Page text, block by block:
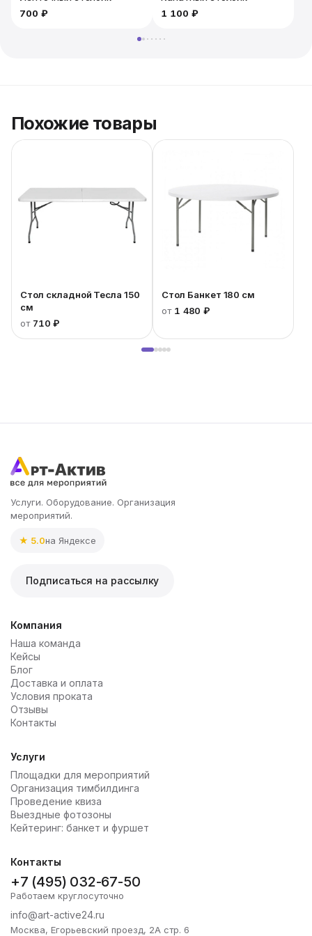
700 ₽
1 100 ₽
Похожие товары
Стол складной Тесла 150
см
от 710 ₽
Стол Банкет 180 см
от 1 480 ₽
Услуги. Оборудование. Организация
мероприятий.
★ 5.0на Яндексе
Подписаться на рассылку
Компания
Наша команда
Кейсы
Блог
Доставка и оплата
Условия проката
Отзывы
Контакты
Услуги
Площадки для мероприятий
Организация тимбилдинга
Проведение квиза
Выездные фотозоны
Кейтеринг: банкет и фуршет
Контакты
+7 (495) 032-67-50
Работаем круглосуточно
info@art-active24.ru
Москва, Егорьевский проезд, 2А стр. 6